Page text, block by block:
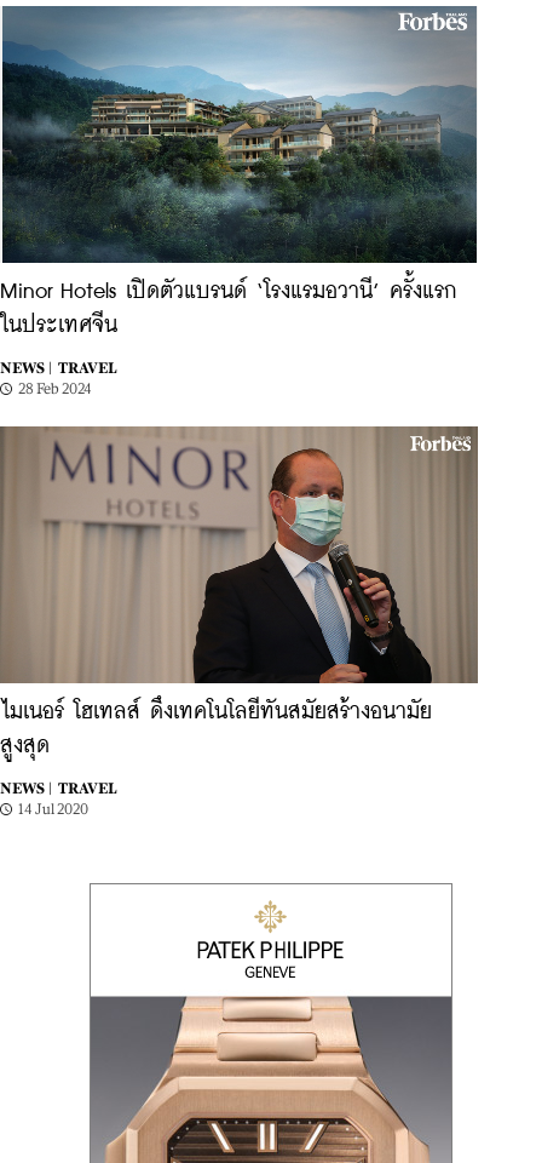
Minor Hotels เปิดตัวแบรนด์ ‘โรงแรมอวานี’ ครั้งแรก
ในประเทศจีน
NEWS |
TRAVEL
28 Feb 2024
ไมเนอร์ โฮเทลส์ ดึงเทคโนโลยีทันสมัยสร้างอนามัย
สูงสุด
NEWS |
TRAVEL
14 Jul 2020